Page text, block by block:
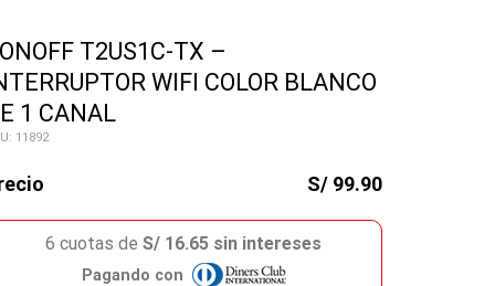
T2US1C-TX –
WIFI COLOR BLANCO
1 CANAL
11892
S/ 99.90
6 cuotas de S/ 16.65 sin intereses
Pagando con